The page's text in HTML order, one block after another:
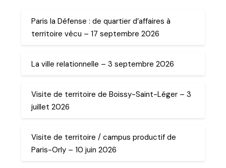
Paris la Défense : de quartier d’affaires à
territoire vécu – 17 septembre 2026
La ville relationnelle – 3 septembre 2026
Visite de territoire de Boissy-Saint-Léger – 3
juillet 2026
Visite de territoire / campus productif de
Paris-Orly – 10 juin 2026